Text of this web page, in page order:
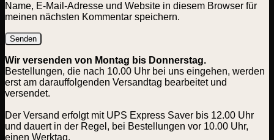
Name, E-Mail-Adresse und Website in diesem Browser für
meinen nächsten Kommentar speichern.
Wir versenden von Montag bis Donnerstag.
Bestellungen, die nach 10.00 Uhr bei uns eingehen, werden
erst am darauffolgenden Versandtag bearbeitet und
versendet.
Der Versand erfolgt mit UPS Express Saver bis 12.00 Uhr
und dauert in der Regel, bei Bestellungen vor 10.00 Uhr,
einen Werktag.